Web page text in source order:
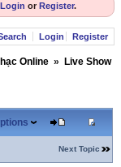
Login or Register.
Login Register
Online »
Live Show
Next Topic